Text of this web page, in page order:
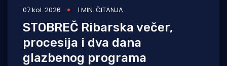
07 kol. 2026 1 MIN. ČITANJA
STOBREČ Ribarska večer,
procesija i dva dana
glazbenog programa